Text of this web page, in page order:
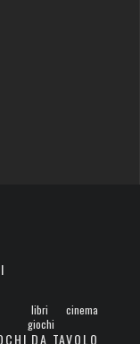
libri
cinema
giochi
DA TAVOLO